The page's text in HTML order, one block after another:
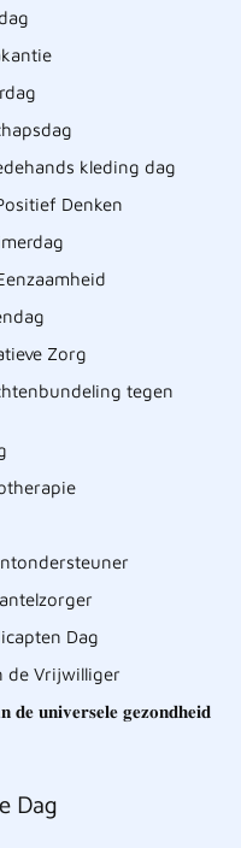
kleding dag
Denken
Zorg
tegen
Dag
de Vrijwilliger
𝐮𝐧𝐢𝐯𝐞𝐫𝐬𝐞𝐥𝐞 𝐠𝐞𝐳𝐨𝐧𝐝𝐡𝐞𝐢𝐝
Dag